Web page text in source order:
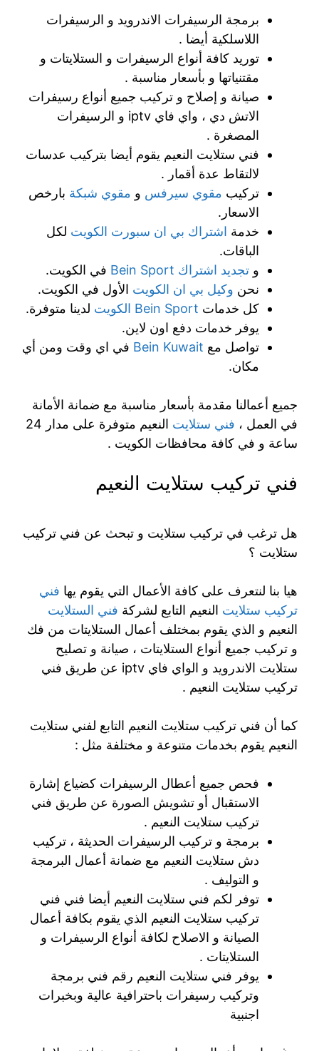
برمجة الرسيفرات الاندرويد و الرسيفرات
اللاسلكية أيضا .
توريد كافة أنواع الرسيفرات و الستلايتات و
مقتنياتها و بأسعار مناسبة .
صيانة و إصلاح و تركيب جميع أنواع رسيفرات
الاتش دي ، واي فاي iptv و الرسيفرات
المصغرة .
فني ستلايت النعيم يقوم أيضا بتركيب عدسات
لالتقاط عدة أقمار .
تركيب مقوي سيرفس و مقوي شبكة بارخص
الاسعار.
خدمة اشتراك بي ان سبورت الكويت لكل
الباقات.
و تجديد اشتراك Bein Sport
في الكويت.
نحن وكيل بي ان الكويت الأول في الكويت.
كل خدمات Bein Sport الكويت
لدينا متوفرة.
يوفر خدمات دفع اون لاين.
تواصل مع Bein Kuwait في اي وقت ومن أي
مكان.
جميع أعمالنا مقدمة بأسعار مناسبة مع ضمانة الأمانة
في العمل ، فني ستلايت
النعيم متوفرة على مدار 24
ساعة و في كافة محافظات الكويت .
فني تركيب ستلايت النعيم
هل ترغب في تركيب ستلايت و تبحث عن فني تركيب
ستلايت ؟
هيا بنا لنتعرف على كافة الأعمال التي يقوم يها فني
تركيب ستلايت النعيم التابع لشركة فني الستلايت
النعيم و الذي يقوم بمختلف أعمال الستلايتات من فك
و تركيب جميع أنواع الستلايتات ، صيانة و تصليح
ستلايت الاندرويد و الواي فاي iptv عن طريق فني
تركيب ستلايت النعيم .
كما أن فني تركيب ستلايت النعيم التابع لفني ستلايت
النعيم يقوم بخدمات متنوعة و مختلفة مثل :
فحص جميع أعطال الرسيفرات كضياع إشارة
الاستقبال أو تشويش الصورة عن طريق فني
تركيب ستلايت النعيم .
برمجة و تركيب الرسيفرات الحديثة ، تركيب
دش ستلايت النعيم مع ضمانة أعمال البرمجة
و التوليف .
توفر لكم فني ستلايت النعيم أيضا فني فني
تركيب ستلايت النعيم الذي يقوم بكافة أعمال
الصيانة و الاصلاح لكافة أنواع الرسيفرات و
الستلايتات .
يوفر فني ستلايت النعيم رقم فني برمجة
وتركيب رسيفرات باحترافية عالية وبخبرات
اجنبية